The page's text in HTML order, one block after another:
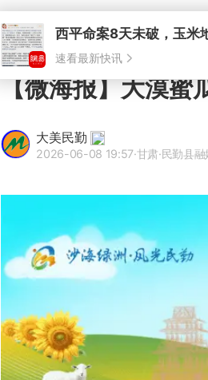
西平命案8天未破，玉米
速看最新快讯
【微海报】大漠蜜
大美民勤
2026-06-08 19:57·甘肃·民勤县